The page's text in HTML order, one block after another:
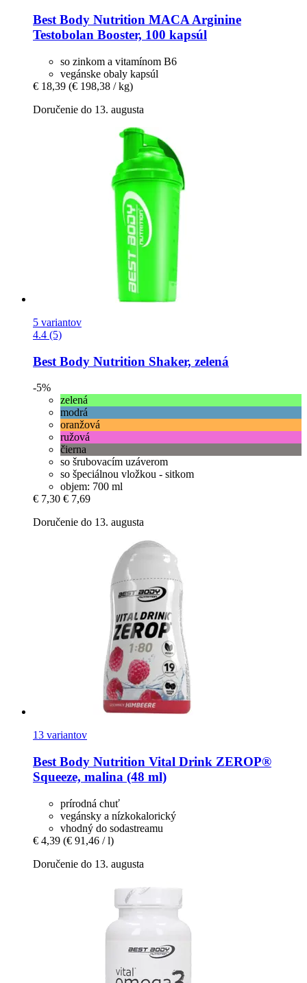
Best Body Nutrition MACA Arginine
Testobolan Booster, 100 kapsúl
so zinkom a vitamínom B6
vegánske obaly kapsúl
€ 18,39 (€ 198,38 / kg)
Doručenie do 13. augusta
5 variantov
4.4 (5)
Best Body Nutrition Shaker, zelená
-5%
zelená
modrá
oranžová
ružová
čierna
so šrubovacím uzáverom
so špeciálnou vložkou - sitkom
objem: 700 ml
€ 7,30 € 7,69
Doručenie do 13. augusta
13 variantov
Best Body Nutrition Vital Drink ZEROP®
Squeeze, malina (48 ml)
prírodná chuť
vegánsky a nízkokalorický
vhodný do sodastreamu
€ 4,39 (€ 91,46 / l)
Doručenie do 13. augusta